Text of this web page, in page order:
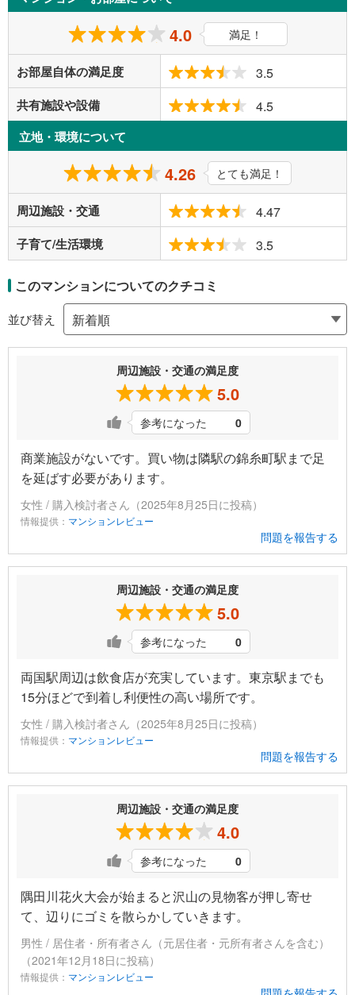
4.0 満足！
お部屋自体の満足度 3.5
共有施設や設備 4.5
立地・環境について
4.26 とても満足！
周辺施設・交通 4.47
子育て/生活環境 3.5
このマンションについてのクチコミ
並び替え
周辺施設・交通の満足度
5.0
参考になった 0
商業施設がないです。買い物は隣駅の錦糸町駅まで足
を延ばす必要があります。
女性 / 購入検討者さん（2025年8月25日に投稿）
情報提供： マンションレビュー
問題を報告する
周辺施設・交通の満足度
5.0
参考になった 0
両国駅周辺は飲食店が充実しています。東京駅までも
15分ほどで到着し利便性の高い場所です。
女性 / 購入検討者さん（2025年8月25日に投稿）
情報提供： マンションレビュー
問題を報告する
周辺施設・交通の満足度
4.0
参考になった 0
隅田川花火大会が始まると沢山の見物客が押し寄せ
て、辺りにゴミを散らかしていきます。
男性 / 居住者・所有者さん（元居住者・元所有者さんを含む）
（2021年12月18日に投稿）
情報提供： マンションレビュー